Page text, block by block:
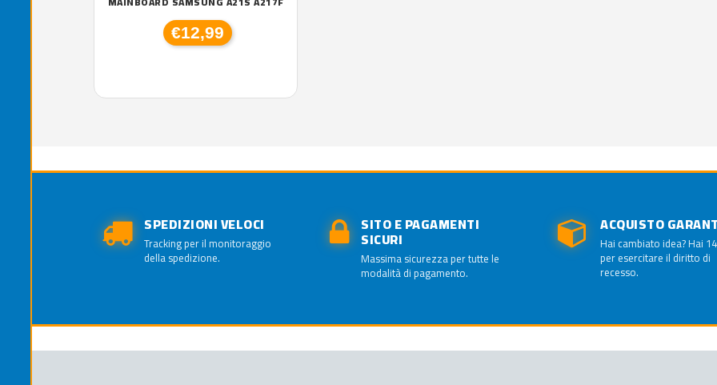
€12,99
SPEDIZIONI VELOCI
Tracking per il monitoraggio
della spedizione.
SITO E PAGAMENTI
SICURI
Massima sicurezza per tutte le
modalità di pagamento.
ACQUISTO
Hai cambiato idea? Hai
per esercitare il diritto di
recesso.